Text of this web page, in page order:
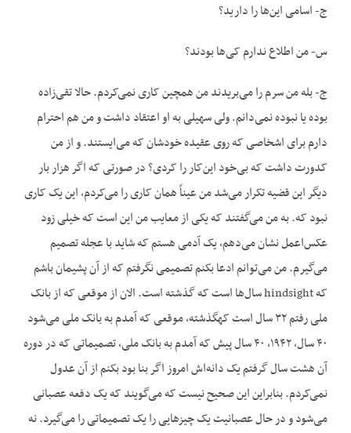
ج- اسامی این‌ها را دارید؟
س- من اطلاع ندارم کی‌ها بودند؟
ج- بله من سرم را می‌بریدند من همچین کاری نمی‌کردم. حالا تقی‌زاده
بوده یا نبوده نمی‌دانم. ولی سهیلی به او اعتقاد داشت و من هم احترام
دارم برای اشخاصی که روی عقیده خودشان که می‌ایستند. و از من
کدورت داشت که بی‌خود این‌کار را کردی؟ در صورتی که اگر هزار بار
دیگر این قضیه تکرار می‌شد من عیناً همان کاری را می‌کردم، این یک کاری
نبود که. به من می‌گفتند که یکی از معایب من این است که خیلی زود
عکس‌اعمل نشان می‌دهم، یک آدمی هستم که شاید با عجله تصمیم
می‌گیرم. من می‌توانم ادعا بکنم تصمیمی نگرفتم که از آن پشیمان باشم
که hindsight سال‌ها است که گذشته است. الان از موقعی که از بانک
ملی رفتم ۳۲ سال است کهگذشته، موقعی که آمدم به بانک ملی می‌شود
۴۰ سال، ۱۹۴۲، ۴۰ سال پیش که آمدم به بانک ملی، تصمیماتی که در دوره
آن هشت سال گرفتم یک دانه‌اش امروز اگر بنا بود بکنم از آن عدول
نمی‌کردم. بنابراین این صحیح نیست که می‌گویند که یک دفعه عصبانی
می‌شود و در حال عصبانیت یک چیزهایی را یک تصمیماتی را می‌گیرد. نه